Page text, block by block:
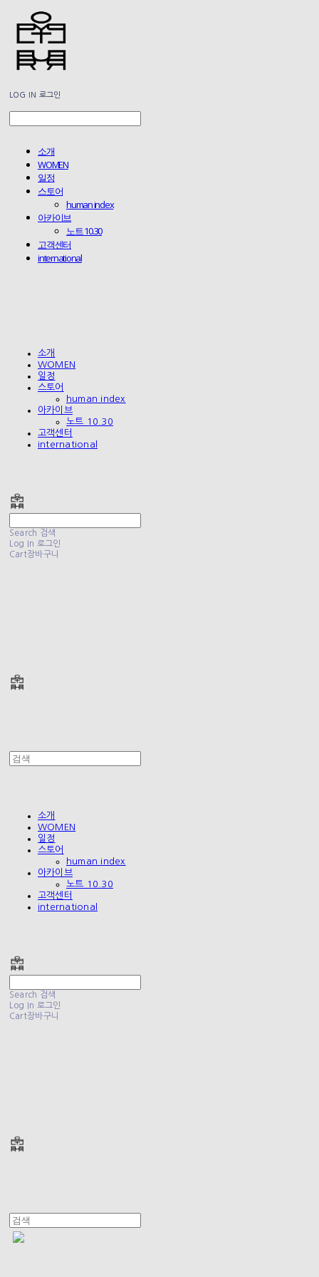
LOG IN 로그인
소개
WOMEN
일정
스토어
human index
아카이브
노트 10.30
고객센터
international
소개
WOMEN
일정
스토어
human index
아카이브
노트 10.30
고객센터
international
Search 검색
Log In 로그인
Cart장바구니
소개
WOMEN
일정
스토어
human index
아카이브
노트 10.30
고객센터
international
Search 검색
Log In 로그인
Cart장바구니